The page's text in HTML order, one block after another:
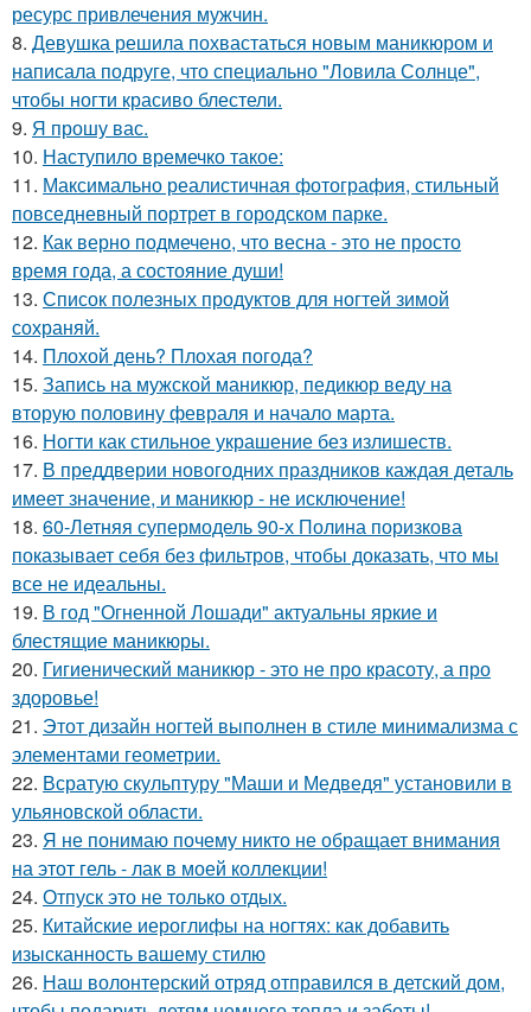
ресурс привлечения мужчин.
8. Девушка решила похвастаться новым маникюром и
написала подруге, что специально "Ловила Солнце",
чтобы ногти красиво блестели.
9. Я прошу вас.
10. Наступило времечко такое:
11. Максимально реалистичная фотография, стильный
повседневный портрет в городском парке.
12. Как верно подмечено, что весна - это не просто
время года, а состояние души!
13. Список полезных продуктов для ногтей зимой
сохраняй.
14. Плохой день? Плохая погода?
15. Запись на мужской маникюр, педикюр веду на
вторую половину февраля и начало марта.
16. Ногти как стильное украшение без излишеств.
17. В преддверии новогодних праздников каждая деталь
имеет значение, и маникюр - не исключение!
18. 60-Летняя супермодель 90-х Полина поризкова
показывает себя без фильтров, чтобы доказать, что мы
все не идеальны.
19. В год "Огненной Лошади" актуальны яркие и
блестящие маникюры.
20. Гигиенический маникюр - это не про красоту, а про
здоровье!
21. Этот дизайн ногтей выполнен в стиле минимализма с
элементами геометрии.
22. Всратую скульптуру "Маши и Медведя" установили в
ульяновской области.
23. Я не понимаю почему никто не обращает внимания
на этот гель - лак в моей коллекции!
24. Отпуск это не только отдых.
25. Китайские иероглифы на ногтях: как добавить
изысканность вашему стилю
26. Наш волонтерский отряд отправился в детский дом,